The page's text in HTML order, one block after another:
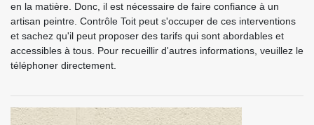
en la matière. Donc, il est nécessaire de faire confiance à un
artisan peintre. Contrôle Toit peut s'occuper de ces interventions
et sachez qu'il peut proposer des tarifs qui sont abordables et
accessibles à tous. Pour recueillir d'autres informations, veuillez le
téléphoner directement.